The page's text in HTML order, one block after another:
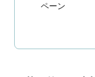
ペーン